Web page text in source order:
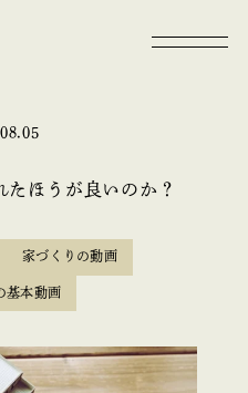
たほうが良いのか？
家づくりの動画
基本動画